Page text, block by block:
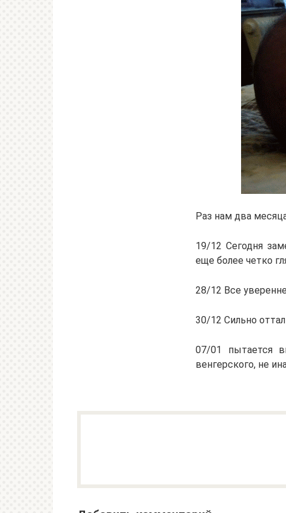
Раз нам два
19/12 Сегодня
еще более четко
28/12 Все
30/12 Сильно
07/01 пытается
венгерского, не